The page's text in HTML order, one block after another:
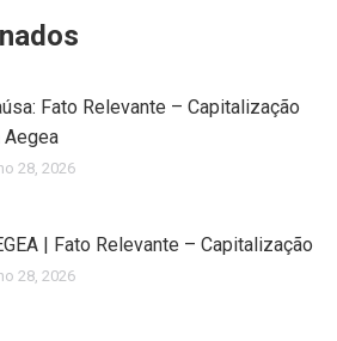
Fato Relevante – Capitalização
Aegea
28, 2026
| Fato Relevante – Capitalização
28, 2026